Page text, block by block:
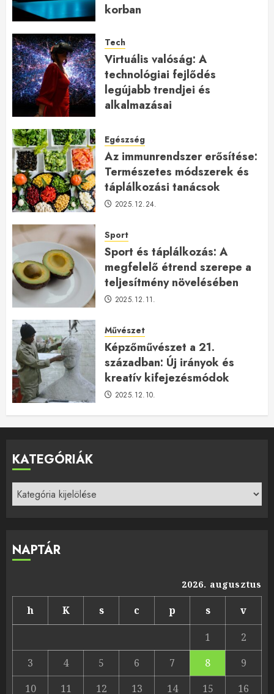
korban
Tech
Virtuális valóság: A
technológiai fejlődés
legújabb trendjei és
alkalmazásai
Egészség
Az immunrendszer erősítése:
Természetes módszerek és
táplálkozási tanácsok
2025.12.24.
Sport
Sport és táplálkozás: A
megfelelő étrend szerepe a
teljesítmény növelésében
2025.12.11.
Művészet
Képzőművészet a 21.
században: Új irányok és
kreatív kifejezésmódok
2025.12.10.
KATEGÓRIÁK
Kategóriák
NAPTÁR
2026. augusztus
h K s c p s
v
1
2
3
4 5 6 7 8
9
10
11 12 13 14 15 16